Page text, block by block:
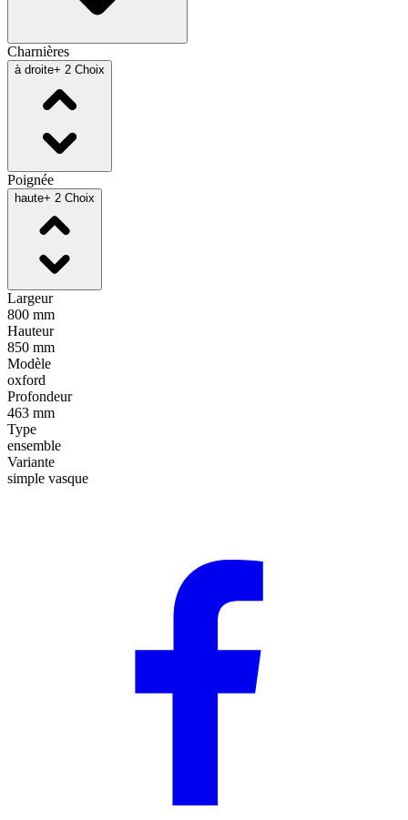
Charnières
à droite+ 2 Choix
Poignée
haute+ 2 Choix
Largeur
800 mm
Hauteur
850 mm
Modèle
oxford
Profondeur
463 mm
Type
ensemble
Variante
simple vasque